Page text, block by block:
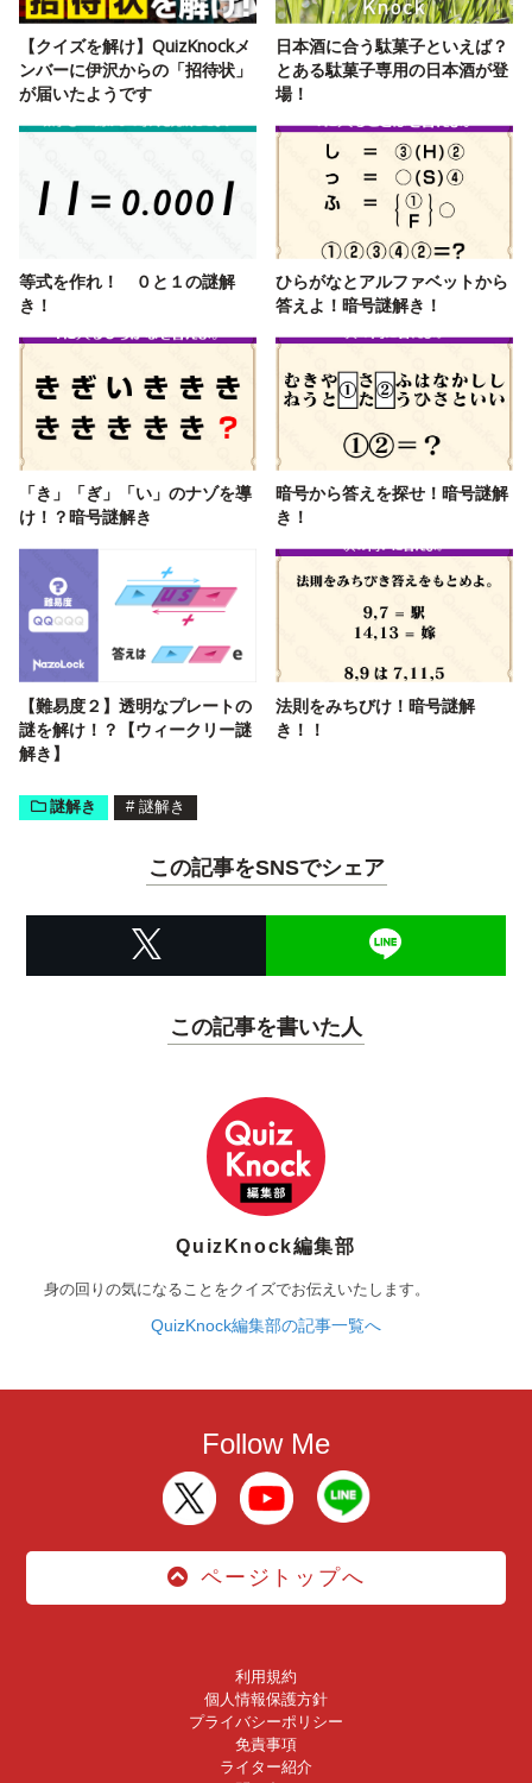
【クイズを解け】QuizKnockメ
ンバーに伊沢からの「招待状」
が届いたようです
日本酒に合う駄菓子といえば？
とある駄菓子専用の日本酒が登
場！
等式を作れ！ ０と１の謎解
き！
ひらがなとアルファベットから
答えよ！暗号謎解き！
「き」「ぎ」「い」のナゾを導
け！？暗号謎解き
暗号から答えを探せ！暗号謎解
き！
【難易度２】透明なプレートの
謎を解け！？【ウィークリー謎
解き】
法則をみちびけ！暗号謎解
き！！
謎解き # 謎解き
この記事をSNSでシェア
この記事を書いた人
QuizKnock編集部
身の回りの気になることをクイズでお伝えいたします。
QuizKnock編集部の記事一覧へ
Follow Me
ページトップへ
利用規約
個人情報保護方針
プライバシーポリシー
免責事項
ライター紹介